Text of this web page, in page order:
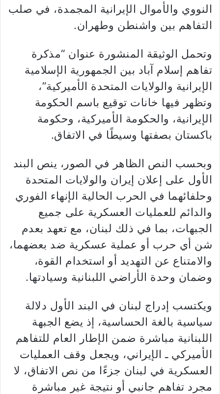
النووي والأموال الإيرانية المجمدة، في صلب
التفاهم بين واشنطن وطهران.
وتحمل الوثيقة المنشورة عنوان “مذكرة
تفاهم إسلام آباد بين الجمهورية الإسلامية
الإيرانية والولايات المتحدة الأميركية”،
وتظهر فيها خانات توقيع باسم الحكومة
الإيرانية، والحكومة الأميركية، وحكومة
باكستان بصفتها وسيطًا في الاتفاق.
وبحسب النص الظاهر في الصور، ينص البند
الأول على إعلان إيران والولايات المتحدة
وحلفائهما في الحرب الحالية الإنهاء الفوري
والدائم للعمليات العسكرية على جميع
الجبهات، بما في ذلك لبنان، مع تعهد بعدم
شن أي حرب أو عملية عسكرية ضد بعضهما،
والامتناع عن التهديد أو استخدام القوة،
وضمان وحدة الأراضي اللبنانية وسيادتها.
ويكتسب إدراج لبنان في البند الأول دلالة
سياسية بالغة الحساسية، إذ يضع الجبهة
اللبنانية مباشرة ضمن الإطار العام للتفاهم
الأميركي ـ الإيراني، ويجعل وقف العمليات
العسكرية في لبنان جزءًا من نص الاتفاق، لا
مجرد تفاهم جانبي أو نتيجة غير مباشرة